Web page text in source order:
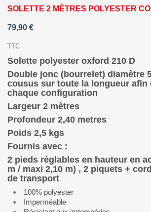
SOLETTE 2 MÈTRES POLYESTER
79,90 €
TTC
Solette polyester oxford 210 D
Double jonc (bourrelet) diamètre
cousus sur toute la longueur afin
chaque configuration
Largeur 2 mètres
Profondeur 2,40 metres
Poids 2,5 kgs
Fournis avec :
2 pieds réglables en hauteur en
m / maxi 2,10 m) , 2 piquets +
de transport
100% polyester
Imperméable